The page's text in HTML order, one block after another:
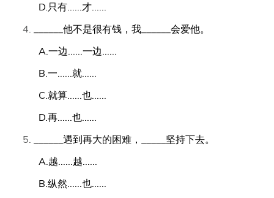
D.只有......才......
______他不是很有钱，我______会爱他。
A.一边......一边......
B.一......就......
C.就算......也......
D.再......也......
______遇到再大的困难，_____坚持下去。
A.越......越......
B.纵然......也......